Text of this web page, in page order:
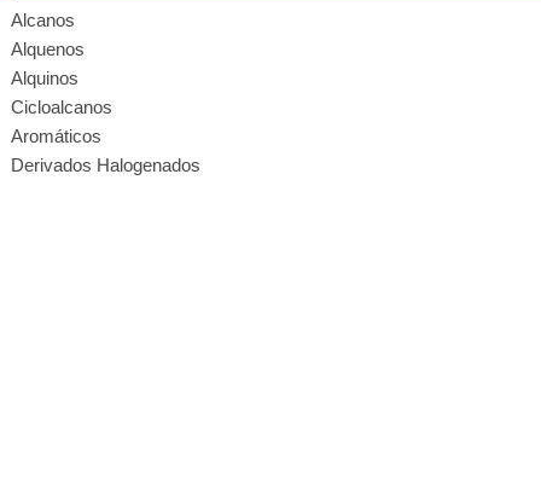
Alcanos
Alquenos
Alquinos
Cicloalcanos
Aromáticos
Derivados Halogenados